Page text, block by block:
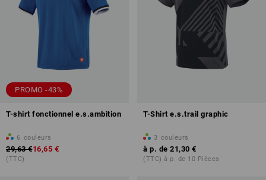
PROMO -43%
T-shirt fonctionnel e.s.ambition
6 couleurs
29,63 €16,65 €
(TTC)
T-Shirt e.s.trail graphic
3 couleurs
à p. de 21,30 €
(TTC) à p. de 10 Pièces